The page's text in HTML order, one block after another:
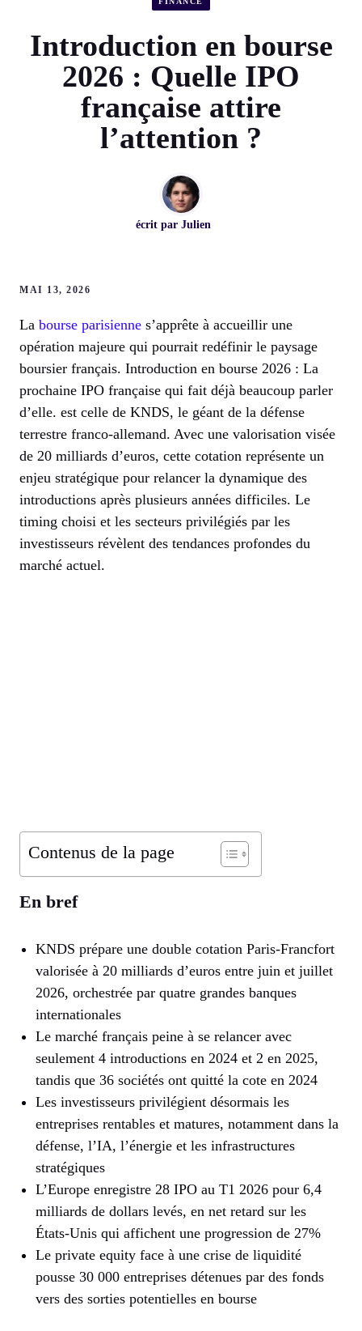
Introduction en bourse
2026 : Quelle IPO
française attire
l’attention ?
écrit par Julien
MAI 13, 2026
La bourse parisienne s’apprête à accueillir une
opération majeure qui pourrait redéfinir le paysage
boursier français. Introduction en bourse 2026 : La
prochaine IPO française qui fait déjà beaucoup parler
d’elle. est celle de KNDS, le géant de la défense
terrestre franco-allemand. Avec une valorisation visée
de 20 milliards d’euros, cette cotation représente un
enjeu stratégique pour relancer la dynamique des
introductions après plusieurs années difficiles. Le
timing choisi et les secteurs privilégiés par les
investisseurs révèlent des tendances profondes du
marché actuel.
Contenus de la page
En bref
KNDS prépare une double cotation Paris-Francfort
valorisée à 20 milliards d’euros entre juin et juillet
2026, orchestrée par quatre grandes banques
internationales
Le marché français peine à se relancer avec
seulement 4 introductions en 2024 et 2 en 2025,
tandis que 36 sociétés ont quitté la cote en 2024
Les investisseurs privilégient désormais les
entreprises rentables et matures, notamment dans la
défense, l’IA, l’énergie et les infrastructures
stratégiques
L’Europe enregistre 28 IPO au T1 2026 pour 6,4
milliards de dollars levés, en net retard sur les
États-Unis qui affichent une progression de 27%
Le private equity face à une crise de liquidité
pousse 30 000 entreprises détenues par des fonds
vers des sorties potentielles en bourse